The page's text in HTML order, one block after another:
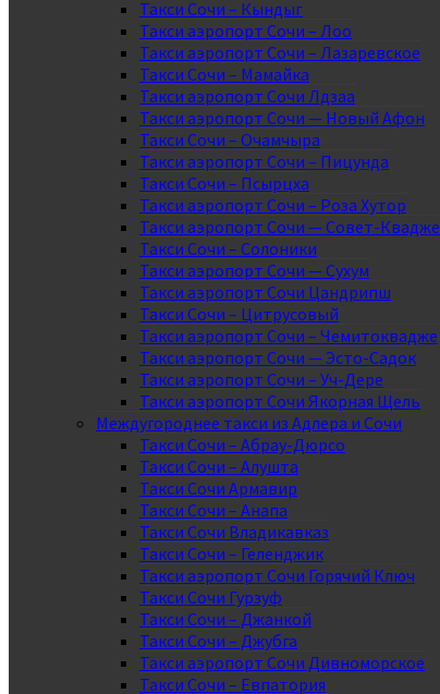
Такси Сочи – Кындыг
Такси аэропорт Сочи – Лоо
Такси аэропорт Сочи – Лазаревское
Такси Сочи – Мамайка
Такси аэропорт Сочи Лдзаа
Такси аэропорт Сочи — Новый Афон
Такси Сочи – Очамчыра
Такси аэропорт Сочи – Пицунда
Такси Сочи – Псырцха
Такси аэропорт Сочи – Роза Хутор
Такси аэропорт Сочи — Совет-Квадже
Такси Сочи – Солоники
Такси аэропорт Сочи — Сухум
Такси аэропорт Сочи Цандрипш
Такси Сочи – Цитрусовый
Такси аэропорт Сочи – Чемитоквадже
Такси аэропорт Сочи — Эсто-Садок
Такси аэропорт Сочи – Уч-Дере
Такси аэропорт Сочи Якорная Щель
Междугороднее такси из Адлера и Сочи
Такси Сочи – Абрау-Дюрсо
Такси Сочи – Алушта
Такси Сочи Армавир
Такси Сочи – Анапа
Такси Сочи Владикавказ
Такси Сочи – Геленджик
Такси аэропорт Сочи Горячий Ключ
Такси Сочи Гурзуф
Такси Сочи – Джанкой
Такси Сочи – Джубга
Такси аэропорт Сочи Дивноморское
Такси Сочи – Евпатория